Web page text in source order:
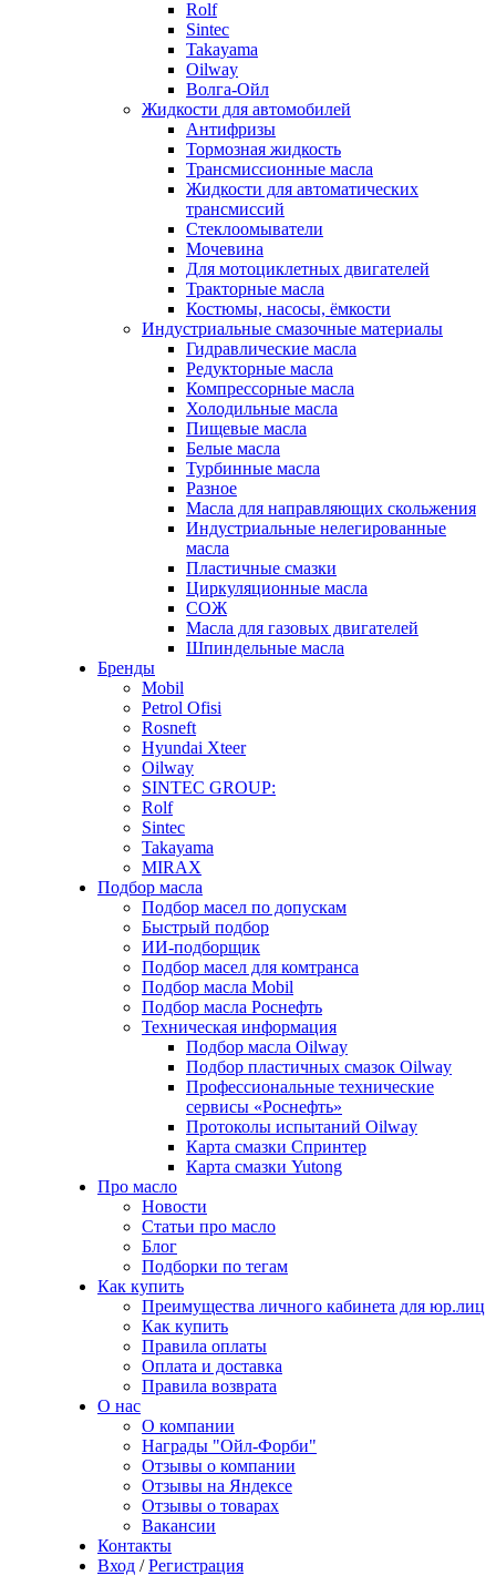
Rolf
Sintec
Takayama
Oilway
Волга-Ойл
Жидкости для автомобилей
Антифризы
Тормозная жидкость
Трансмиссионные масла
Жидкости для автоматических
трансмиссий
Стеклоомыватели
Мочевина
Для мотоциклетных двигателей
Тракторные масла
Костюмы, насосы, ёмкости
Индустриальные смазочные материалы
Гидравлические масла
Редукторные масла
Компрессорные масла
Холодильные масла
Пищевые масла
Белые масла
Турбинные масла
Разное
Масла для направляющих скольжения
Индустриальные нелегированные
масла
Пластичные смазки
Циркуляционные масла
СОЖ
Масла для газовых двигателей
Шпиндельные масла
Бренды
Mobil
Petrol Ofisi
Rosneft
Hyundai Xteer
Oilway
SINTEC GROUP:
Rolf
Sintec
Takayama
MIRAX
Подбор масла
Подбор масел по допускам
Быстрый подбор
ИИ-подборщик
Подбор масел для комтранса
Подбор масла Mobil
Подбор масла Роснефть
Техническая информация
Подбор масла Oilway
Подбор пластичных смазок Oilway
Профессиональные технические
сервисы «Роснефть»
Протоколы испытаний Oilway
Карта смазки Спринтер
Карта смазки Yutong
Про масло
Новости
Статьи про масло
Блог
Подборки по тегам
Как купить
Преимущества личного кабинета для юр.лиц
Как купить
Правила оплаты
Оплата и доставка
Правила возврата
О нас
О компании
Награды "Ойл-Форби"
Отзывы о компании
Отзывы на Яндексе
Отзывы о товарах
Вакансии
Контакты
Вход / Регистрация